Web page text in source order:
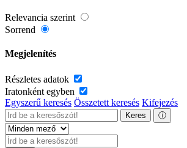
Relevancia szerint
Sorrend
Megjelenítés
Részletes adatok
Iratonként egyben
Egyszerű keresés Összetett keresés Kifejezés
Keres ⓘ